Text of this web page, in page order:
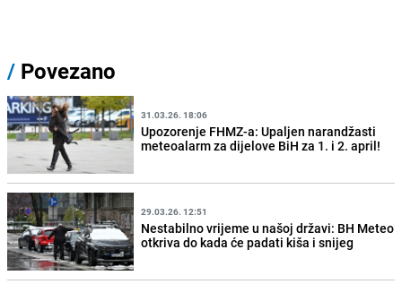
/ Povezano
31.03.26. 18:06
Upozorenje FHMZ-a: Upaljen narandžasti
meteoalarm za dijelove BiH za 1. i 2. april!
29.03.26. 12:51
Nestabilno vrijeme u našoj državi: BH Meteo
otkriva do kada će padati kiša i snijeg